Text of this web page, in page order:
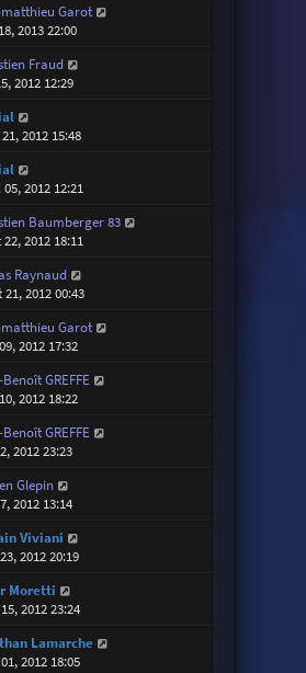
Garot
2013 22:00
Fraud
2012 12:29
2012 15:48
2012 12:21
Baumberger 83
2012 18:11
Raynaud
2012 00:43
Garot
2012 17:32
GREFFE
2012 18:22
GREFFE
2012 23:23
Glepin
2012 13:14
Viviani
2012 20:19
Moretti
2012 23:24
Lamarche
2012 18:05